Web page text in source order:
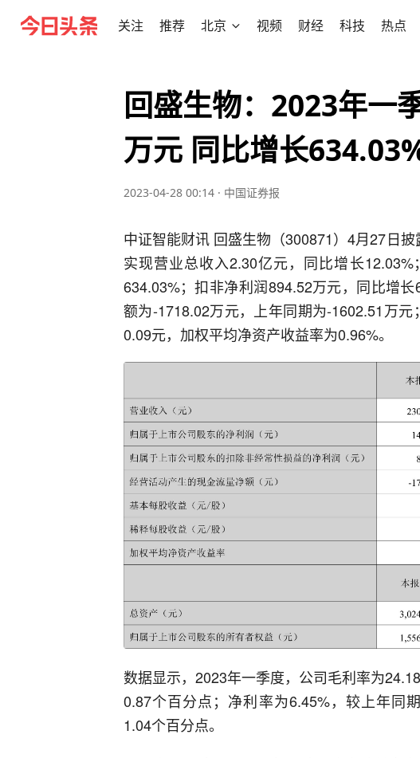
关注 推荐 北京 视频 财经 科技 热点
回盛生物：2023年一
万元 同比增长
2023-04-28 00:14 · 中国证券报
中证智能财讯 回盛生物（300871）4月27日
实现营业总收入2.30亿元，同比增长
634.03%；扣非净利润894.52万元，同比增
额为-1718.02万元，上年同期为-1602.51万
0.09元，加权平均净资产收益率为0.96%。
数据显示，2023年一季度，公司毛利率为
0.87个百分点；净利率为6.45%，较上年同
1.04个百分点。